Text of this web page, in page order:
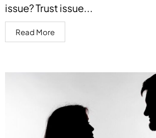
issue? Trust issue...
Read More